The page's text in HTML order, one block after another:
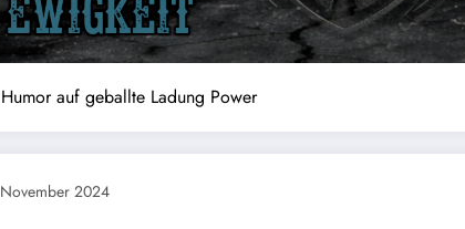
auf geballte Ladung Power
2024